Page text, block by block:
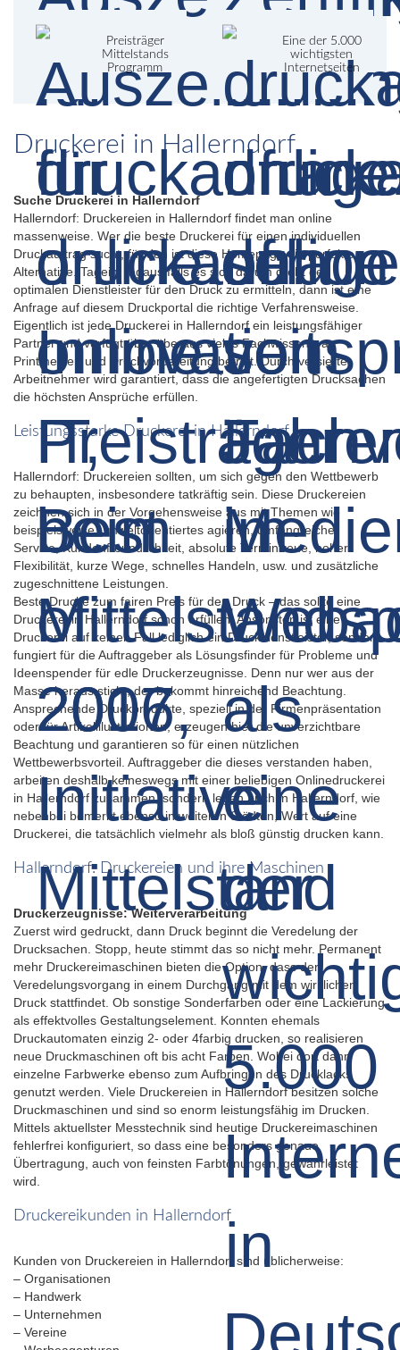
Preisträger
Mittelstands
Programm
Eine der 5.000
wichtigsten
Internetseiten
Druckerei in Hallerndorf
Suche Druckerei in Hallerndorf
Hallerndorf: Druckereien in Hallerndorf findet man online
massenweise. Wer die beste Druckerei für einen individuellen
Druckauftrag sucht, für den ist diese Homepage die perfekte
Alternative. Tagein, tagaus falls es sich darum dreht den
optimalen Dienstleister für den Druck zu ermitteln, dann ist eine
Anfrage auf diesem Druckportal die richtige Verfahrensweise.
Eigentlich ist jede Druckerei in Hallerndorf ein leistungsfähiger
Partner und verfügt über überaus vieles Fachwissen was
Printmedien und Druckvorbereitung betrifft. Durch versierte
Arbeitnehmer wird garantiert, dass die angefertigten Drucksachen
die höchsten Ansprüche erfüllen.
Leistungsstarke Druckerei in Hallerndorf
Hallerndorf: Druckereien sollten, um sich gegen den Wettbewerb
zu behaupten, insbesondere tatkräftig sein. Diese Druckereien
zeichnen sich in der Vorgehensweise aus mit Themen wie
beispielsweise Umweltorientiertes agieren, umfangreicher
Service, Kundenfreundlichkeit, absolute Termintreue, hoher
Flexibilität, kurze Wege, schnelles Handeln, usw. und zusätzliche
zugeschnittene Leistungen.
Beste Drucke zum fairen Preis für den Druck – das sollte eine
Druckerei in Hallerndorf schon erfüllen. Ansonsten ist eine
Druckerei auf keinen Fall lediglich ein Druckdienstleister, sondern
fungiert für die Auftraggeber als Lösungsfinder für Probleme und
Ideenspender für edle Druckerzeugnisse. Denn nur wer aus der
Masse heraus sticht, der bekommt hinreichend Beachtung.
Ansprechende Druckprodukte, speziell in der Firmenpräsentation
oder für Artikelillustrationen, erzeugen hier die unverzichtbare
Beachtung und garantieren so für einen nützlichen
Wettbewerbsvorteil. Auftraggeber die dieses verstanden haben,
arbeiten deshalb keineswegs mit einer beliebigen Onlinedruckerei
in Hallerndorf zusammen, sondern legen auch in Hallerndorf, wie
nebenbei bemerkt ebenso in weiteren Städten, Wert auf eine
Druckerei, die tatsächlich vielmehr als bloß günstig drucken kann.
Hallerndorf: Druckereien und ihre Maschinen
Druckerzeugnisse: Weiterverarbeitung
Zuerst wird gedruckt, dann Druck beginnt die Veredelung der
Drucksachen. Stopp, heute stimmt das so nicht mehr. Permanent
mehr Druckereimaschinen bieten die Option, dass der
Veredelungsvorgang in einem Durchgang mit dem wirklichen
Druck stattfindet. Ob sonstige Sonderfarben oder eine Lackierung
als effektvolles Gestaltungselement. Konnten ehemals
Druckautomaten einzig 2- oder 4farbig drucken, so realisieren
neue Druckmaschinen oft bis acht Farben. Wobei dort dann
einzelne Farbwerke ebenso zum Aufbringen des Drucklacks
genutzt werden. Viele Druckereien in Hallerndorf besitzen solche
Druckmaschinen und sind so enorm leistungsfähig im Drucken.
Mittels aktuellster Messtechnik sind heutige Druckereimaschinen
fehlerfrei konfiguriert, so dass eine besonders genaue
Übertragung, auch von feinsten Farbtönungen, gewährleistet
wird.
Druckereikunden in Hallerndorf
Kunden von Druckereien in Hallerndorf sind üblicherweise:
– Organisationen
– Handwerk
– Unternehmen
– Vereine